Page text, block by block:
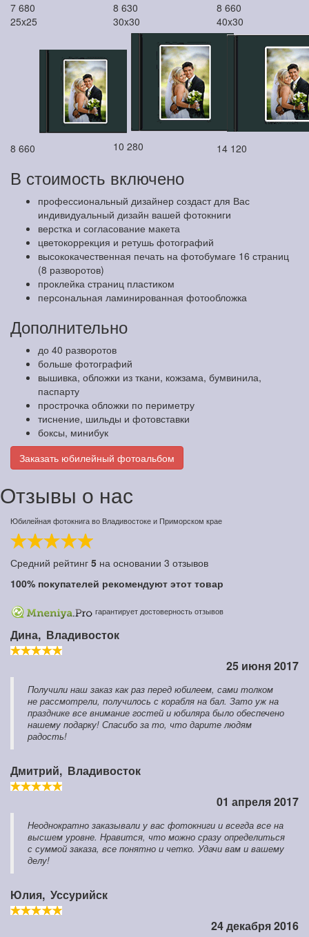
7 680 8 630
8 660
25x25
8 660
30x30
10 280
40x30
14 120
В стоимость включено
профессиональный дизайнер создаст для Вас
индивидуальный дизайн вашей фотокниги
верстка и согласование макета
цветокоррекция и ретушь фотографий
высококачественная печать на фотобумаге 16 страниц
(8 разворотов)
проклейка страниц пластиком
персональная ламинированная фотообложка
Дополнительно
до 40 разворотов
больше фотографий
вышивка, обложки из ткани, кожзама, бумвинила,
паспарту
прострочка обложки по периметру
тиснение, шильды и фотовставки
боксы, минибук
Заказать юбилейный фотоальбом
Отзывы о нас
Юбилейная фотокнига во Владивостоке и Приморском крае
Средний рейтинг 5 на основании 3 отзывов
100% покупателей рекомендуют этот товар
гарантирует достоверность отзывов
Дина, Владивосток
25 июня 2017
Получили наш заказ как раз перед юбилеем, сами толком
не рассмотрели, получилось с корабля на бал. Зато уж на
празднике все внимание гостей и юбиляра было обеспечено
нашему подарку! Спасибо за то, что дарите людям
радость!
Дмитрий, Владивосток
01 апреля 2017
Неоднократно заказывали у вас фотокниги и всегда все на
высшем уровне. Нравится, что можно сразу определиться
с суммой заказа, все понятно и четко. Удачи вам и вашему
делу!
Юлия, Уссурийск
24 декабря 2016